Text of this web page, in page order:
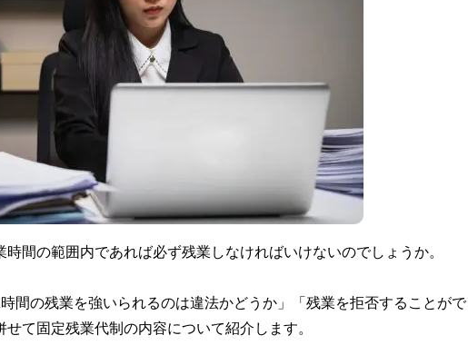
間の範囲内であれば必ず残業しなければいけないのでしょうか。
間の残業を強いられるのは違法かどうか」「残業を拒否することがで
て固定残業代制の内容について紹介します。